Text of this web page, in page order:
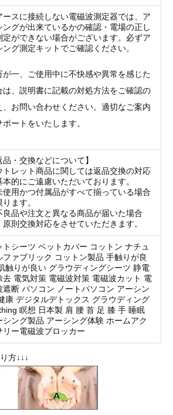
スに接続しない電磁波測定器では、ア
ングが出来ているかの確認・電場の正し
定ができない場合がございます。必ずア
ング測定キットでご確認ください。
一、ご使用中に不快感や異常を感じた
は、説明書に記載の対処方法をご確認の
、お問い合わせください。適切なご案内
ポートをいたします。
品・交換などについて】
トレット商品に関しては返品交換の対応
本的にご遠慮いただいております。
用かつ付属品がすべて揃っている場合
ります。
品や注文と異なる商品が届いた場合
原則交換対応をさせていただきます。
トシーツ ベットカバー コットン ナチュ
ファブリック コットン製品 手触りが良
触りが良い グラウディングシーツ 静電
去 電気対策 電磁波対策 電磁波カット 電
遮断 パソコン ノートパソコン アーシン
康 デジタルデトックス グラウディング
瞑想 日本製 肩 腰 首 足 膝 手 睡眠
シング製品 アーシング体験 ホームアク
リー電磁波ブロッカー
方↓↓↓